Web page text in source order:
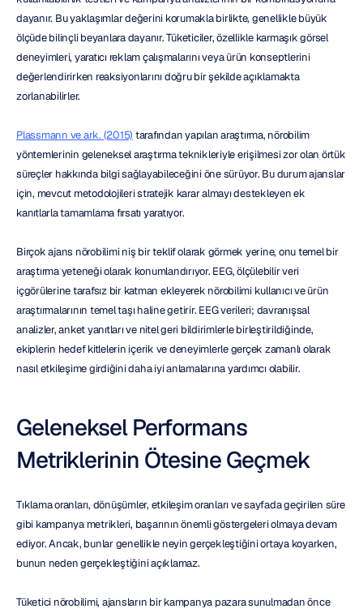
dayanır. Bu yaklaşımlar değerini korumakla birlikte, genellikle büyük
ölçüde bilinçli beyanlara dayanır. Tüketiciler, özellikle karmaşık görsel
deneyimleri, yaratıcı reklam çalışmalarını veya ürün konseptlerini
değerlendirirken reaksiyonlarını doğru bir şekilde açıklamakta
zorlanabilirler.
Plassmann ve ark. (2015) tarafından yapılan araştırma, nörobilim
yöntemlerinin geleneksel araştırma teknikleriyle erişilmesi zor olan örtük
süreçler hakkında bilgi sağlayabileceğini öne sürüyor. Bu durum ajanslar
için, mevcut metodolojileri stratejik karar almayı destekleyen ek
kanıtlarla tamamlama fırsatı yaratıyor.
Birçok ajans nörobilimi niş bir teklif olarak görmek yerine, onu temel bir
araştırma yeteneği olarak konumlandırıyor. EEG, ölçülebilir veri
içgörülerine tarafsız bir katman ekleyerek nörobilimi kullanıcı ve ürün
araştırmalarının temel taşı haline getirir. EEG verileri; davranışsal
analizler, anket yanıtları ve nitel geri bildirimlerle birleştirildiğinde,
ekiplerin hedef kitlelerin içerik ve deneyimlerle gerçek zamanlı olarak
nasıl etkileşime girdiğini daha iyi anlamalarına yardımcı olabilir.
Geleneksel Performans
Metriklerinin Ötesine Geçmek
Tıklama oranları, dönüşümler, etkileşim oranları ve sayfada geçirilen süre
gibi kampanya metrikleri, başarının önemli göstergeleri olmaya devam
ediyor. Ancak, bunlar genellikle neyin gerçekleştiğini ortaya koyarken,
bunun neden gerçekleştiğini açıklamaz.
Tüketici nörobilimi, ajansların bir kampanya pazara sunulmadan önce